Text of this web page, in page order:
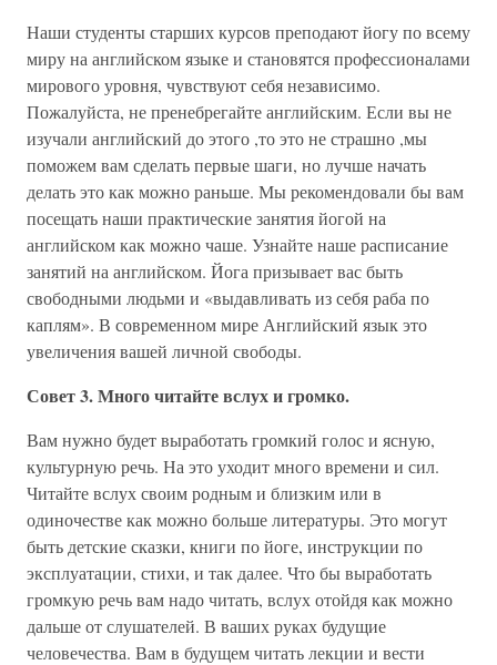
Наши студенты старших курсов преподают йогу по всему
миру на английском языке и становятся профессионалами
мирового уровня, чувствуют себя независимо.
Пожалуйста, не пренебрегайте английским. Если вы не
изучали английский до этого ,то это не страшно ,мы
поможем вам сделать первые шаги, но лучше начать
делать это как можно раньше. Мы рекомендовали бы вам
посещать наши практические занятия йогой на
английском как можно чаше. Узнайте наше расписание
занятий на английском. Йога призывает вас быть
свободными людьми и «выдавливать из себя раба по
каплям». В современном мире Английский язык это
увеличения вашей личной свободы.
Совет 3. Много читайте вслух и громко.
Вам нужно будет выработать громкий голос и ясную,
культурную речь. На это уходит много времени и сил.
Читайте вслух своим родным и близким или в
одиночестве как можно больше литературы. Это могут
быть детские сказки, книги по йоге, инструкции по
эксплуатации, стихи, и так далее. Что бы выработать
громкую речь вам надо читать, вслух отойдя как можно
дальше от слушателей. В ваших руках будущие
человечества. Вам в будущем читать лекции и вести